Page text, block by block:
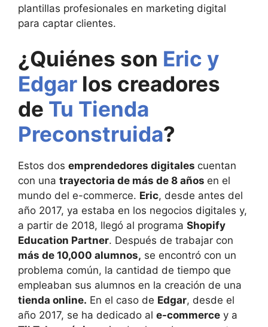
plantillas profesionales en marketing digital
para captar clientes.
¿Quiénes son Eric y
Edgar los creadores
de Tu Tienda
Preconstruida?
Estos dos emprendedores digitales cuentan
con una trayectoria de más de 8 años en el
mundo del e-commerce. Eric, desde antes del
año 2017, ya estaba en los negocios digitales y,
a partir de 2018, llegó al programa Shopify
Education Partner. Después de trabajar con
más de 10,000 alumnos, se encontró con un
problema común, la cantidad de tiempo que
empleaban sus alumnos en la creación de una
tienda online. En el caso de Edgar, desde el
año 2017, se ha dedicado al e-commerce y a